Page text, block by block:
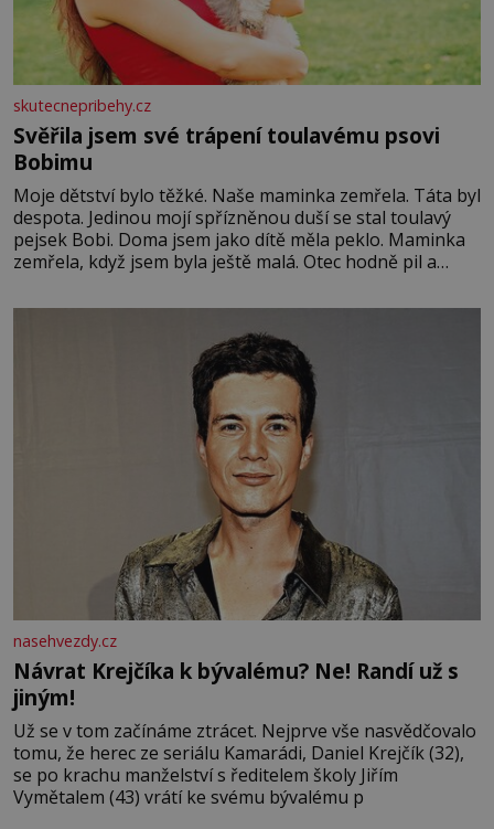
skutecnepribehy.cz
Svěřila jsem své trápení toulavému psovi
Bobimu
Moje dětství bylo těžké. Naše maminka zemřela. Táta byl
despota. Jedinou mojí spřízněnou duší se stal toulavý
pejsek Bobi. Doma jsem jako dítě měla peklo. Maminka
zemřela, když jsem byla ještě malá. Otec hodně pil a
chodila do školy u nás na vesnici. Měli mě tam rádi,
nasehvezdy.cz
Návrat Krejčíka k bývalému? Ne! Randí už s
jiným!
Už se v tom začínáme ztrácet. Nejprve vše nasvědčovalo
tomu, že herec ze seriálu Kamarádi, Daniel Krejčík (32),
se po krachu manželství s ředitelem školy Jiřím
Vymětalem (43) vrátí ke svému bývalému p